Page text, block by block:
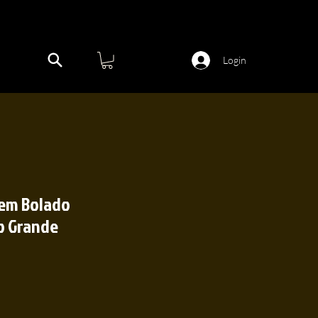
Login
Bolado
Grande